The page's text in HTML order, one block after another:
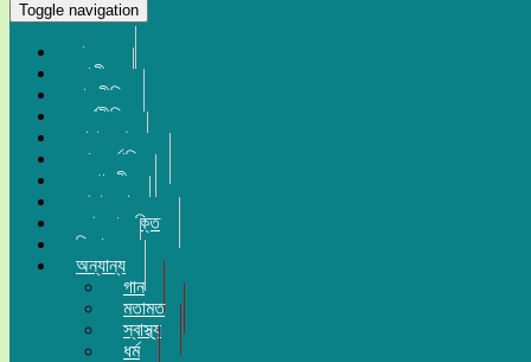
Toggle navigation
প্রচ্ছদ
জাতীয়
রাজনীতি
অর্থনীতি
সারা দেশ
আন্তর্জাতিক
সম্পাদকীয়
খেলা-ধুলা
তথ্য-প্রযুক্তি
বিনোদন
অন্যান্য
গান
মতামত
স্বাস্থ্য
ধর্ম